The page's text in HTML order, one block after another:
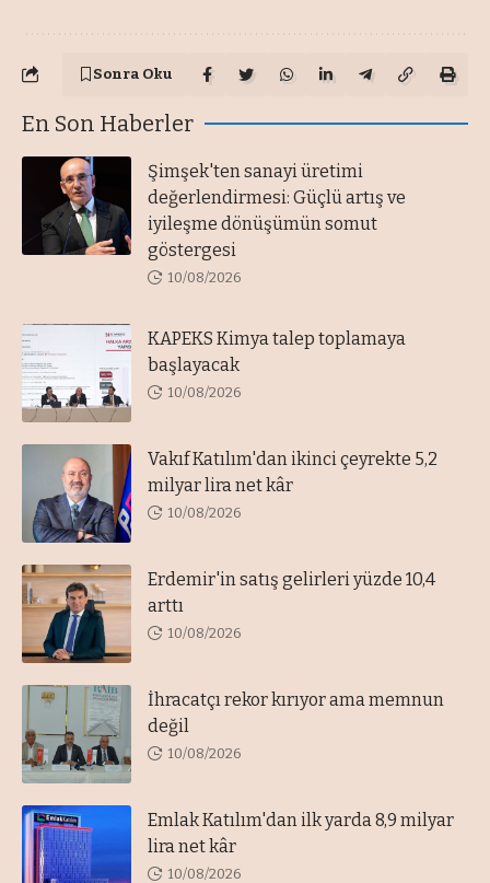
Sonra Oku
En Son Haberler
Şimşek'ten sanayi üretimi
değerlendirmesi: Güçlü artış ve
iyileşme dönüşümün somut
göstergesi
10/08/2026
KAPEKS Kimya talep toplamaya
başlayacak
10/08/2026
Vakıf Katılım'dan ikinci çeyrekte 5,2
milyar lira net kâr
10/08/2026
Erdemir'in satış gelirleri yüzde 10,4
arttı
10/08/2026
İhracatçı rekor kırıyor ama memnun
değil
10/08/2026
Emlak Katılım'dan ilk yarda 8,9 milyar
lira net kâr
10/08/2026